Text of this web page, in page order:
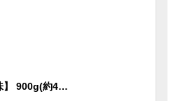
ザバス シェイプ＆ビューティ 【ミルクティ 風味】 900g(約42食分) プロテイン ソイプロテイン おすすめ 女性 大豆 ソイ ビタミン 筋トレ ダイエット トレーニング 女性プロテイン savas サバス [セール価格]